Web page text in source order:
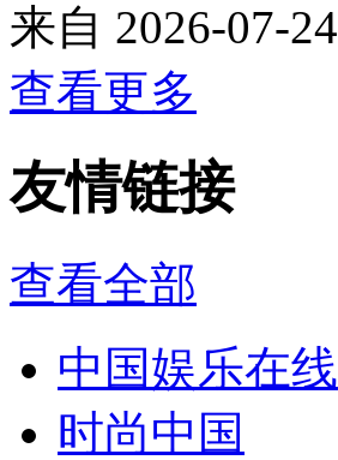
来自 2026-07-24
查看更多
友情链接
查看全部
中国娱乐在线
时尚中国